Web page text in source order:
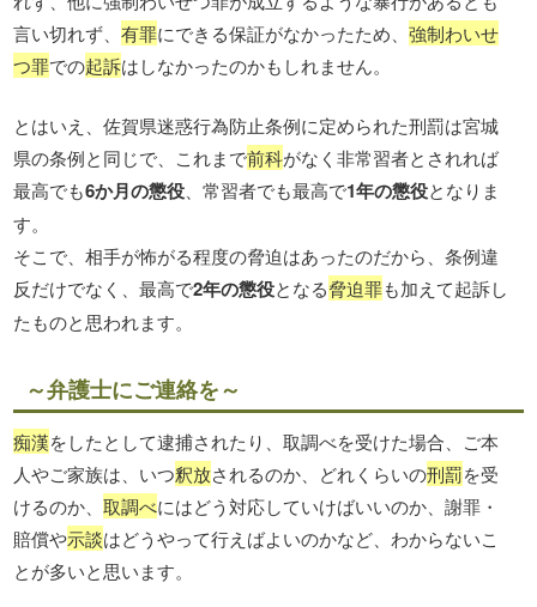
言い切れず、有罪にできる保証がなかったため、強制わいせ
つ罪での起訴はしなかったのかもしれません。
とはいえ、佐賀県迷惑行為防止条例に定められた刑罰は宮城
県の条例と同じで、これまで前科がなく非常習者とされれば
最高でも6か月の懲役 、常習者でも最高で1年の懲役となりま
す。
そこで、相手が怖がる程度の脅迫はあったのだから、条例違
反だけでなく、最高で2年の懲役となる脅迫罪も加えて起訴し
たものと思われます。
～弁護士にご連絡を～
痴漢をしたとして逮捕されたり、取調べを受けた場合、ご本
人やご家族は、いつ釈放されるのか、どれくらいの刑罰を受
けるのか、取調べにはどう対応していけばいいのか、謝罪・
賠償や示談はどうやって行えばよいのかなど、わからないこ
とが多いと思います。